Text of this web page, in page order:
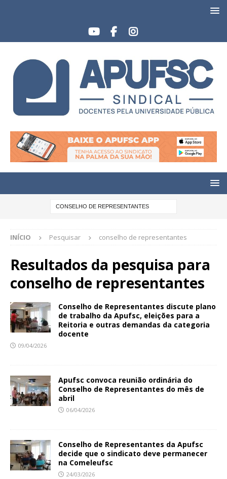
INÍCIO Pesquisar conselho de representantes
Resultados da pesquisa para
conselho de representantes
Conselho de Representantes discute plano
de trabalho da Apufsc, eleições para a
Reitoria e outras demandas da categoria
docente
09/04/2026
Apufsc convoca reunião ordinária do
Conselho de Representantes do mês de
abril
06/04/2026
Conselho de Representantes da Apufsc
decide que o sindicato deve permanecer
na Comeleufsc
24/03/2026